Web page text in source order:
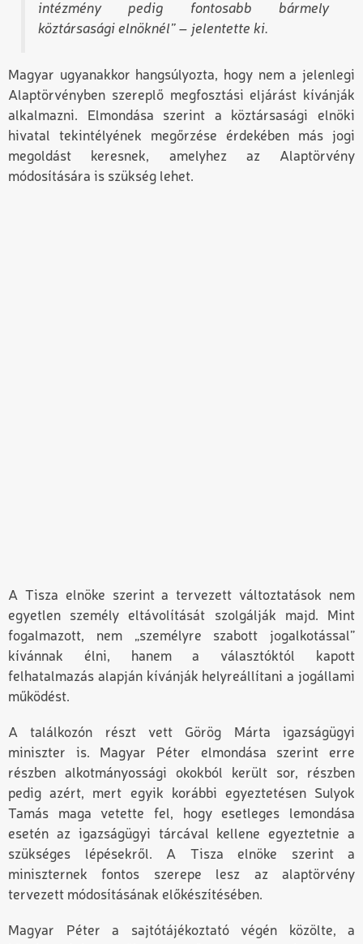
intézmény pedig fontosabb bármely
köztársasági elnöknél” – jelentette ki.
Magyar ugyanakkor hangsúlyozta, hogy nem a jelenlegi
Alaptörvényben szereplő megfosztási eljárást kívánják
alkalmazni. Elmondása szerint a köztársasági elnöki
hivatal tekintélyének megőrzése érdekében más jogi
megoldást keresnek, amelyhez az Alaptörvény
módosítására is szükség lehet.
A Tisza elnöke szerint a tervezett változtatások nem
egyetlen személy eltávolítását szolgálják majd. Mint
fogalmazott, nem „személyre szabott jogalkotással”
kívánnak élni, hanem a választóktól kapott
felhatalmazás alapján kívánják helyreállítani a jogállami
működést.
A találkozón részt vett Görög Márta igazságügyi
miniszter is. Magyar Péter elmondása szerint erre
részben alkotmányossági okokból került sor, részben
pedig azért, mert egyik korábbi egyeztetésen Sulyok
Tamás maga vetette fel, hogy esetleges lemondása
esetén az igazságügyi tárcával kellene egyeztetnie a
szükséges lépésekről. A Tisza elnöke szerint a
miniszternek fontos szerepe lesz az alaptörvény
tervezett módosításának előkészítésében.
Magyar Péter a sajtótájékoztató végén közölte, a